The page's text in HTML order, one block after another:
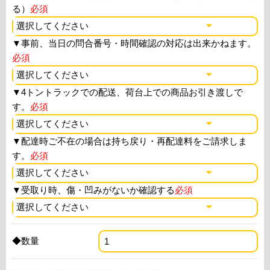
る） 必須
▼事前、当日の問合番号・時間確認の対応は出来かねます。
必須
▼4トントラックでの配送、荷台上での商品お引き渡しで
す。 必須
▼配達時ご不在の場合は持ち戻り・再配達料をご請求しま
す。 必須
▼ 受取り時、傷・凹みがないか確認する必須
◆数量